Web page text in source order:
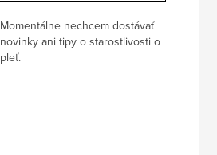
Momentálne nechcem dostávať
novinky ani tipy o starostlivosti o
pleť.